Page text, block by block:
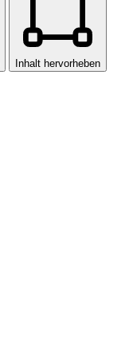
Inhalt hervorheben